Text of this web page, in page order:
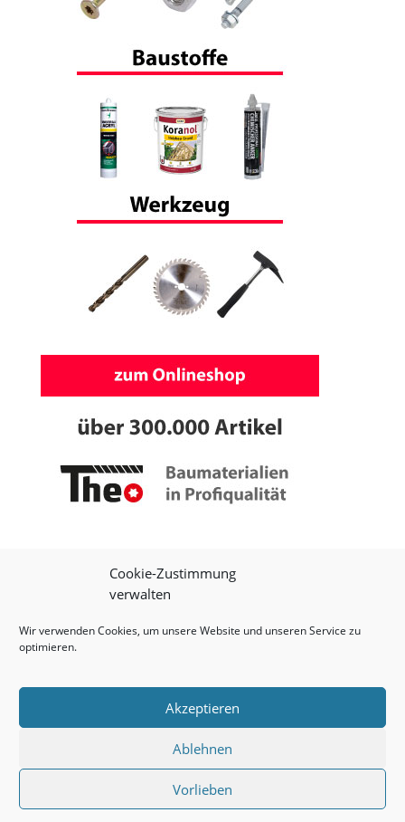
Cookie-Zustimmung
verwalten
Wir verwenden Cookies, um unsere Website und unseren Service zu
optimieren.
Akzeptieren
Ablehnen
Vorlieben
© 2026 Theo Schrauben GmbH